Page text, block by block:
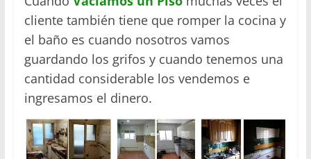
cliente también tiene que romper la cocina y
el baño es cuando nosotros vamos
guardando los grifos y cuando tenemos una
cantidad considerable los vendemos e
ingresamos el dinero.